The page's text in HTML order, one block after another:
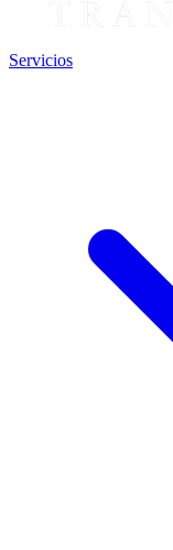
Servicios